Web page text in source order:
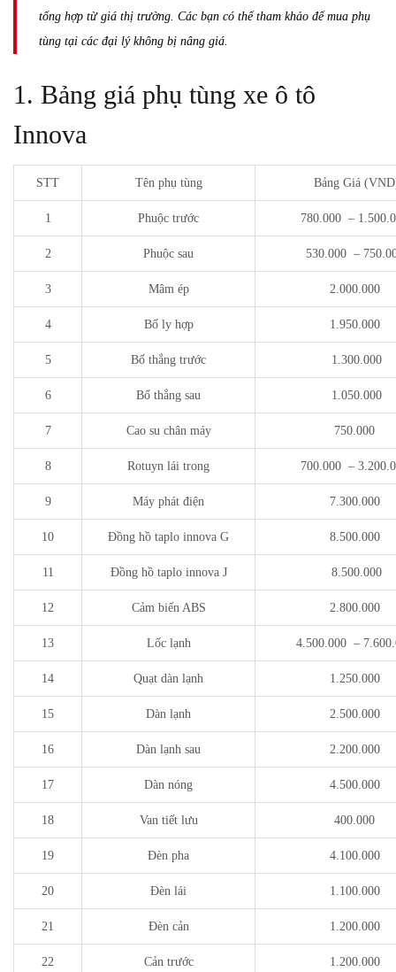
tổng hợp từ giá thị trường. Các bạn có thể tham khảo để mua phụ
tùng tại các đại lý không bị nâng giá.
1. Bảng giá phụ tùng xe ô tô
Innova
STT Tên phụ tùng Bảng Giá
1 Phuộc trước 780.000 –
2 Phuộc sau 530.000 –
3 Mâm ép 2.000.000
4 Bố ly hợp 1.950.000
5 Bố thắng trước 1.300.000
6 Bố thắng sau 1.050.000
7 Cao su chân máy 750.000
8 Rotuyn lái trong 700.000 –
9 Máy phát điện 7.300.000
10 Đồng hồ taplo innova G 8.500.000
11 Đồng hồ taplo innova J 8.500.000
12 Cảm biến ABS 2.800.000
13 Lốc lạnh 4.500.000 –
14 Quạt dàn lạnh 1.250.000
15 Dàn lạnh 2.500.000
16 Dàn lạnh sau 2.200.000
17 Dàn nóng 4.500.000
18 Van tiết lưu 400.000
19 Đèn pha 4.100.000
20 Đèn lái 1.100.000
21 Đèn cản 1.200.000
22 Cản trước 1.200.000